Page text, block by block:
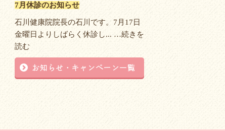
7月休診のお知らせ
石川健康院院長の石川です。7月17日
金曜日よりしばらく休診し... …続きを
読む